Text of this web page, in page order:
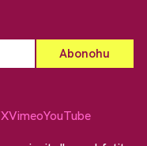
VimeoYouTube